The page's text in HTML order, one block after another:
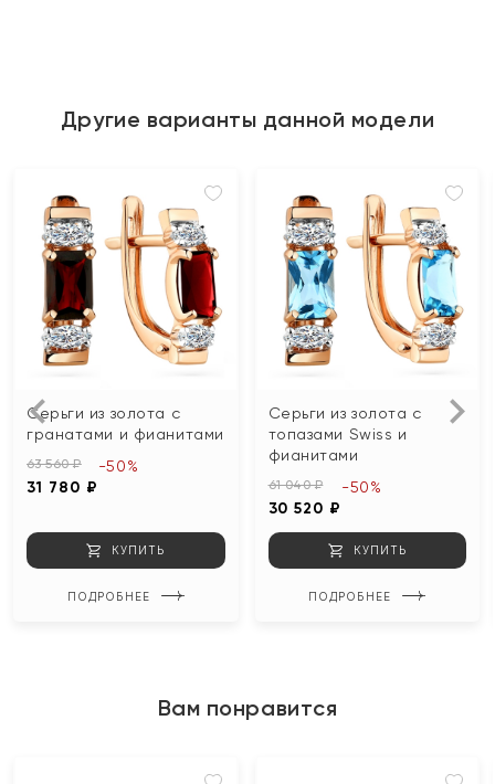
Другие варианты данной модели
Серьги из золота с
гранатами и фианитами
63 560 ₽
31 780 ₽
-50%
КУПИТЬ
ПОДРОБНЕЕ
Серьги из золота с
топазами Swiss и
фианитами
61 040 ₽
30 520 ₽
-50%
КУПИТЬ
ПОДРОБНЕЕ
Вам понравится